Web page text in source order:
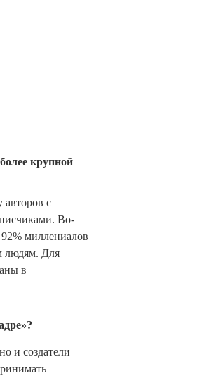
крупной
авторов с
Во-
миллениалов
людям. Для
в
и создатели